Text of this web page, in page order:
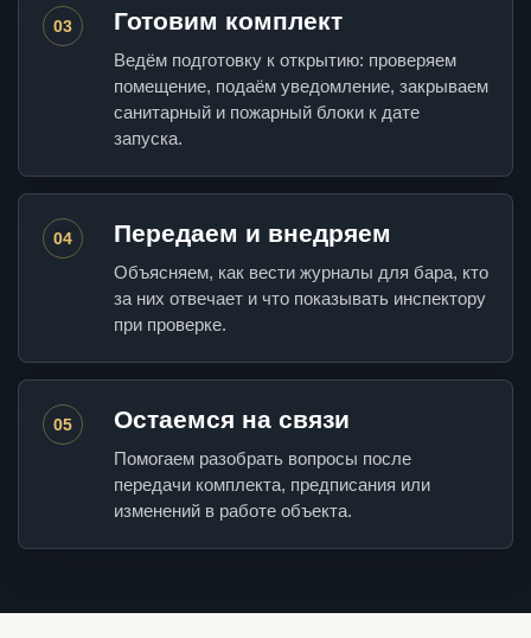
03 Готовим комплект
Ведём подготовку к открытию: проверяем
помещение, подаём уведомление, закрываем
санитарный и пожарный блоки к дате
запуска.
04 Передаем и внедряем
Объясняем, как вести журналы для бара, кто
за них отвечает и что показывать инспектору
при проверке.
05 Остаемся на связи
Помогаем разобрать вопросы после
передачи комплекта, предписания или
изменений в работе объекта.